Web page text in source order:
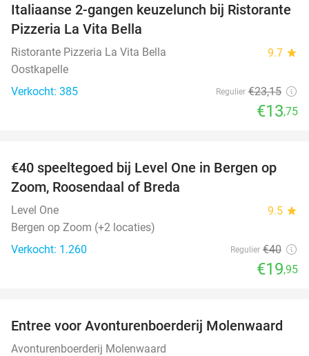
41%
Italiaanse 2-gangen keuzelunch bij Ristorante
Pizzeria La Vita Bella
Ristorante Pizzeria La Vita Bella 9.7 star
Oostkapelle
Verkocht: 385
Regulier €23,15
€13,75
50%
€40 speeltegoed bij Level One in Bergen op
Zoom, Roosendaal of Breda
Level One 9.5 star
Bergen op Zoom (+2 locaties)
Verkocht: 1.260
Regulier €40
€19,95
27%
Entree voor Avonturenboerderij Molenwaard
Avonturenboerderij Molenwaard